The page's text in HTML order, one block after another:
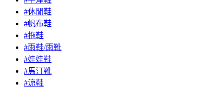
#休閒鞋
#帆布鞋
#拖鞋
#雨鞋/雨靴
#娃娃鞋
#馬汀靴
#涼鞋